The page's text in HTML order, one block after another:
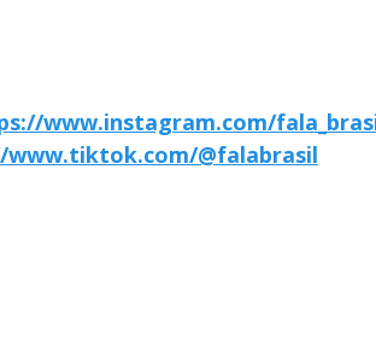
www.instagram.com/
@falabrasil